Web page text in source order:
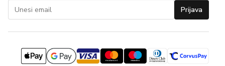
Prijava